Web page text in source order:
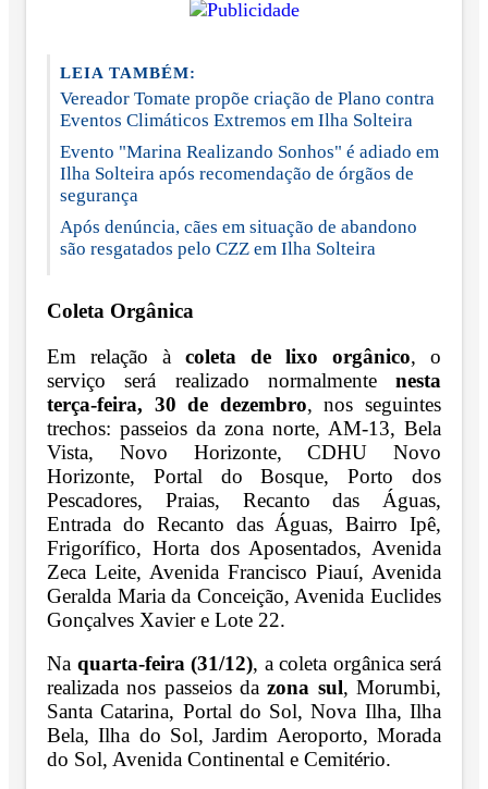
LEIA TAMBÉM:
Vereador Tomate propõe criação de Plano contra
Eventos Climáticos Extremos em Ilha Solteira
Evento "Marina Realizando Sonhos" é adiado em
Ilha Solteira após recomendação de órgãos de
segurança
Após denúncia, cães em situação de abandono
são resgatados pelo CZZ em Ilha Solteira
Coleta Orgânica
Em relação à coleta de lixo orgânico, o
serviço será realizado normalmente nesta
terça-feira, 30 de dezembro, nos seguintes
trechos: passeios da zona norte, AM-13, Bela
Vista, Novo Horizonte, CDHU Novo
Horizonte, Portal do Bosque, Porto dos
Pescadores, Praias, Recanto das Águas,
Entrada do Recanto das Águas, Bairro Ipê,
Frigorífico, Horta dos Aposentados, Avenida
Zeca Leite, Avenida Francisco Piauí, Avenida
Geralda Maria da Conceição, Avenida Euclides
Gonçalves Xavier e Lote 22.
Na quarta-feira (31/12), a coleta orgânica será
realizada nos passeios dazona sul, Morumbi,
Santa Catarina, Portal do Sol, Nova Ilha, Ilha
Bela, Ilha do Sol, Jardim Aeroporto, Morada
do Sol, Avenida Continental e Cemitério.